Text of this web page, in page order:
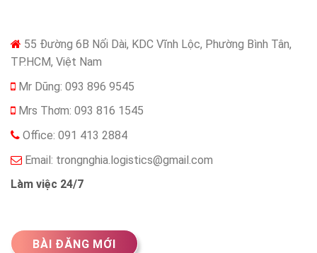
55 Đường 6B Nối Dài, KDC Vĩnh Lộc, Phường Bình Tân,
TP.HCM, Việt Nam
Mr Dũng: 093 896 9545
Mrs Thơm: 093 816 1545
Office: 091 413 2884
Email: trongnghia.logistics@gmail.com
Làm việc 24/7
BÀI ĐĂNG MỚI